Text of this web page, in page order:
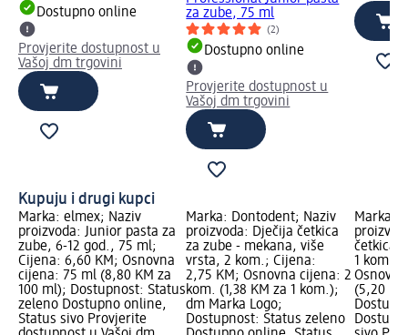
Dostupno online
Provjerite dostupnost u
Vašoj dm trgovini
za zube, 75 ml
(2)
Dostupno online
Provjerite dostupnost u
Vašoj dm trgovini
Kupuju i drugi kupci
Marka: elmex; Naziv
proizvoda: Junior pasta za
zube, 6-12 god., 75 ml;
Cijena: 6,60 KM; Osnovna
cijena: 75 ml (8,80 KM za
100 ml); Dostupnost: Status
zeleno Dostupno online,
Status sivo Provjerite
Marka: Dontodent; Naziv
proizvoda: Dječija četkica
za zube - mekana, više
vrsta, 2 kom.; Cijena:
2,75 KM; Osnovna cijena: 2
kom. (1,38 KM za 1 kom.);
dm Marka Logo;
Dostupnost: Status zeleno
Marka:
četkica
1 kom.;
(5,20